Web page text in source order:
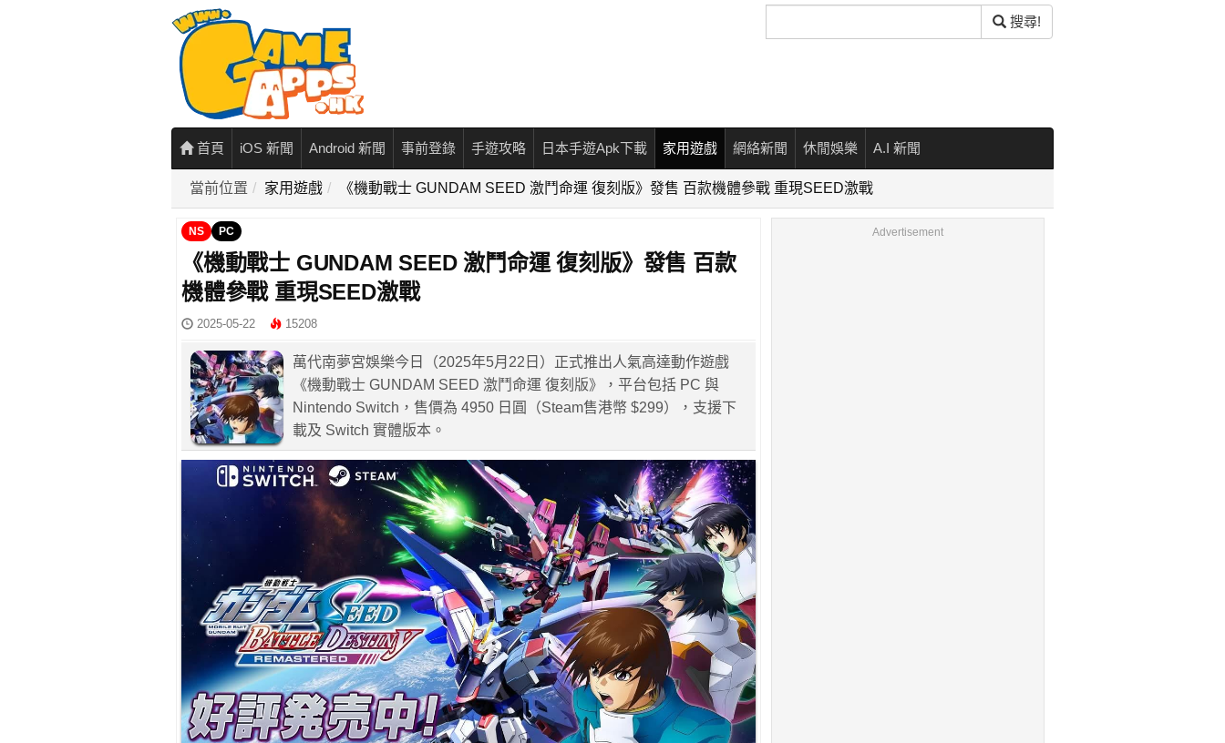
尋
搜尋!
首頁 iOS 新聞 Android 新聞 事前登錄 手遊攻略 日本手遊Apk下載 家用遊戲 網絡新聞 休閒娛樂 A.I 新聞
當前位置 家用遊戲 《機動戰士 GUNDAM SEED 激鬥命運 復刻版》發售 百款機體參戰 重現SEED激戰
NS PC
《機動戰士 GUNDAM SEED 激鬥命運 復刻版》發售 百款
機體參戰 重現SEED激戰
2025-05-22 15208
萬代南夢宮娛樂今日（2025年5月22日）正式推出人氣高達動作遊戲
《機動戰士 GUNDAM SEED 激鬥命運 復刻版》，平台包括 PC 與
Nintendo Switch，售價為 4950 日圓（Steam售港幣 $299），支援下
載及 Switch 實體版本。
Advertisement